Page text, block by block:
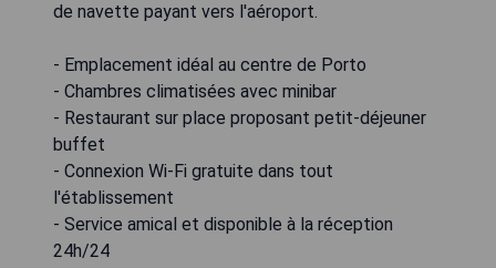
de navette payant vers l'aéroport.
- Emplacement idéal au centre de Porto
- Chambres climatisées avec minibar
- Restaurant sur place proposant petit-déjeuner
buffet
- Connexion Wi-Fi gratuite dans tout
l'établissement
- Service amical et disponible à la réception
24h/24